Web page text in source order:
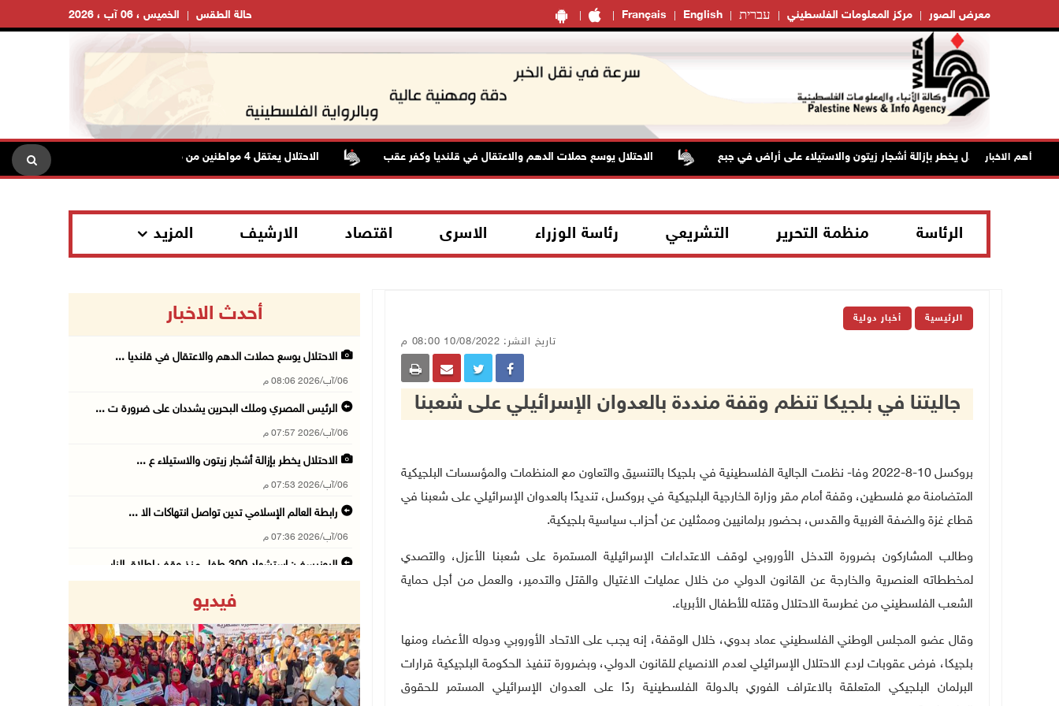
Français English עברית مركز المعلومات الفلسطيني معرض الصور الخميس ، 06 آب ، 2026 حالة الطقس
أهم الاخبار
الاحتلال يخطر بإزالة أشجار زيتون والاستيلاء على أراض في جبع الاحتلال يوسع حملات الدهم والاعتقال في قلنديا وكفر عقب الاحتلال يعتقل 4 مواطنين من محافظة نابلس الاحتلال
الرئاسة منظمة التحرير التشريعي رئاسة الوزراء الاسرى اقتصاد الارشيف المزيد
الرئيسية أخبار دولية
تاريخ النشر: 10/08/2022 08:00 م
جاليتنا في بلجيكا تنظم وقفة منددة بالعدوان الإسرائيلي على شعبنا
بروكسل 10-8-2022 وفا- نظمت الجالية الفلسطينية في بلجيكا بالتنسيق والتعاون مع المنظمات والمؤسسات البلجيكية
المتضامنة مع فلسطين، وقفة أمام مقر وزارة الخارجية البلجيكية في بروكسل، تنديدًا بالعدوان الإسرائيلي على شعبنا في
قطاع غزة والضفة الغربية والقدس، بحضور برلمانيين وممثلين عن أحزاب سياسية بلجيكية.
وطالب المشاركون بضرورة التدخل الأوروبي لوقف الاعتداءات الإسرائيلية المستمرة على شعبنا الأعزل، والتصدي
لمخططاته العنصرية والخارجة عن القانون الدولي من خلال عمليات الاغتيال والقتل والتدمير، والعمل من أجل حماية
الشعب الفلسطيني من غطرسة الاحتلال وقتله للأطفال الأبرياء.
وقال عضو المجلس الوطني الفلسطيني عماد بدوي، خلال الوقفة، إنه يجب على الاتحاد الأوروبي ودوله الأعضاء ومنها
بلجيكا، فرض عقوبات لردع الاحتلال الإسرائيلي لعدم الانصياع للقانون الدولي، وبضرورة تنفيذ الحكومة البلجيكية قرارات
البرلمان البلجيكي المتعلقة بالاعتراف الفوري بالدولة الفلسطينية ردًا على العدوان الإسرائيلي المستمر للحقوق
أحدث الاخبار
الاحتلال يوسع حملات الدهم والاعتقال في قلنديا ...
06/آب/2026 08:06 م
الرئيس المصري وملك البحرين يشددان على ضرورة ت ...
06/آب/2026 07:57 م
الاحتلال يخطر بإزالة أشجار زيتون والاستيلاء ع ...
06/آب/2026 07:53 م
رابطة العالم الإسلامي تدين تواصل انتهاكات الا ...
06/آب/2026 07:36 م
اليونيسف: استشهاد 300 طفل منذ وقف إطلاق النار ...
06/آب/2026 07:27 م
إصابتان بالرصاص والاعتداء خلال اقتحام الاحتلا ...
06/آب/2026 06:56 م
فيديو
Previous Next